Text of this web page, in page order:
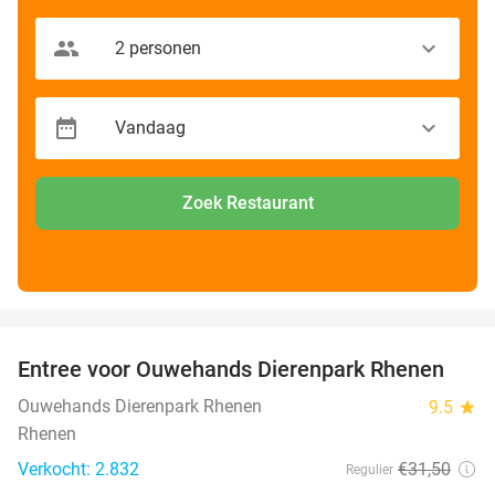
Zoek Restaurant
19%
Entree voor Ouwehands Dierenpark Rhenen
Ouwehands Dierenpark Rhenen 9.5 star
Rhenen
Verkocht: 2.832
Regulier €31,50